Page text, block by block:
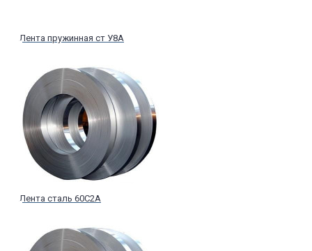
Лента пружинная ст У8А
Лента сталь 60С2А